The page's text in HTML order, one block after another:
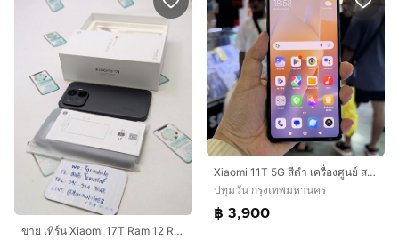
ขาย เทิร์น Xiaomi 17T Ram 12 Rom 256 ศูนย์ไทย รอบชาร์จ 16 รอบ สภาพใหม่เอี่ยม อุปกรณ์ครบยกกล่อง ประกันยาว ถูกๆ เพียง 13,990 บาท เท่านั้น ครับ
Xiaomi 11T 5G สีดำ เครื่องศูนย์ สภาพสวยมากๆ จอ6.67นิ้ว แรม8รอม256 กล้อง108ล้าน(3ตัว)🥰🥰
ปทุมวัน กรุงเทพมหานคร
฿ 3,900